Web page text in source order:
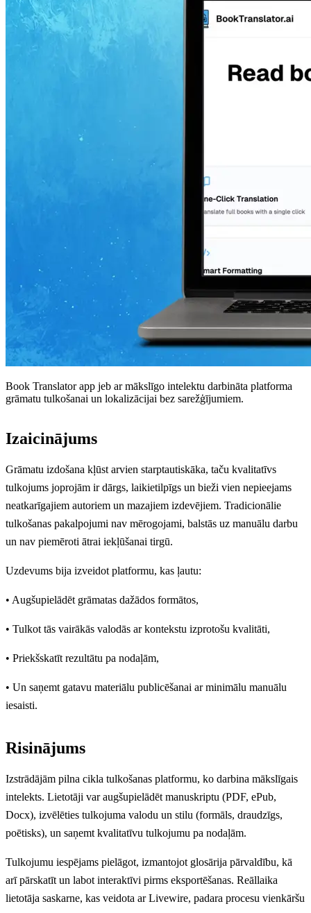
Book Translator app jeb ar mākslīgo intelektu darbināta platforma
grāmatu tulkošanai un lokalizācijai bez sarežģījumiem.
Izaicinājums
Grāmatu izdošana kļūst arvien starptautiskāka, taču kvalitatīvs
tulkojums joprojām ir dārgs, laikietilpīgs un bieži vien nepieejams
neatkarīgajiem autoriem un mazajiem izdevējiem. Tradicionālie
tulkošanas pakalpojumi nav mērogojami, balstās uz manuālu darbu
un nav piemēroti ātrai iekļūšanai tirgū.
Uzdevums bija izveidot platformu, kas ļautu:
• Augšupielādēt grāmatas dažādos formātos,
• Tulkot tās vairākās valodās ar kontekstu izprotošu kvalitāti,
• Priekšskatīt rezultātu pa nodaļām,
• Un saņemt gatavu materiālu publicēšanai ar minimālu manuālu
iesaisti.
Risinājums
Izstrādājām pilna cikla tulkošanas platformu, ko darbina mākslīgais
intelekts. Lietotāji var augšupielādēt manuskriptu (PDF, ePub,
Docx), izvēlēties tulkojuma valodu un stilu (formāls, draudzīgs,
poētisks), un saņemt kvalitatīvu tulkojumu pa nodaļām.
Tulkojumu iespējams pielāgot, izmantojot glosārija pārvaldību, kā
arī pārskatīt un labot interaktīvi pirms eksportēšanas. Reāllaika
lietotāja saskarne, kas veidota ar Livewire, padara procesu vienkāršu